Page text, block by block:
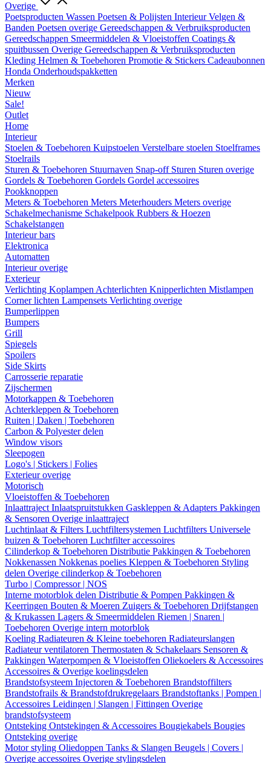
Overige
Poetsproducten Wassen Poetsen & Polijsten InterieurVelgen &
Banden Poetsen overige Gereedschappen & Verbruiksproducten
Gereedschappen Smeermiddelen & Vloeistoffen Coatings &
spuitbussen Overige Gereedschappen & Verbruiksproducten
Kleding Helmen & Toebehoren Promotie & Stickers Cadeaubonnen
Honda Onderhoudspakketten
Merken
Nieuw
Sale!
Outlet
Home
Interieur
Stoelen & Toebehoren Kuipstoelen Verstelbare stoelen Stoelframes
Stoelrails
Sturen & Toebehoren Stuurnaven Snap-off Sturen Sturen overige
Gordels & Toebehoren Gordels Gordel accessoires
Pookknoppen
Meters & Toebehoren Meters Meterhouders Meters overige
Schakelmechanisme Schakelpook Rubbers & Hoezen
Schakelstangen
Interieur bars
Elektronica
Automatten
Interieur overige
Exterieur
Verlichting Koplampen Achterlichten Knipperlichten Mistlampen
Corner lichten Lampensets Verlichting overige
Bumperlippen
Bumpers
Grill
Spiegels
Spoilers
Side Skirts
Carrosserie reparatie
Zijschermen
Motorkappen & Toebehoren
Achterkleppen & Toebehoren
Ruiten | Daken | Toebehoren
Carbon & Polyester delen
Window visors
Sleepogen
Logo's | Stickers | Folies
Exterieur overige
Motorisch
Vloeistoffen & Toebehoren
Inlaattraject Inlaatspruitstukken Gaskleppen & Adapters Pakkingen
& Sensoren Overige inlaattraject
Luchtinlaat & Filters Luchtfiltersystemen Luchtfilters Universele
buizen & Toebehoren Luchtfilter accessoires
Cilinderkop & Toebehoren Distributie Pakkingen & Toebehoren
Nokkenassen Nokkenas poelies Kleppen & Toebehoren Styling
delen Overige cilinderkop & Toebehoren
Turbo | Compressor | NOS
Interne motorblok delen Distributie & Pompen Pakkingen &
Keerringen Bouten & Moeren Zuigers & Toebehoren Drijfstangen
& Krukassen Lagers & Smeermiddelen Riemen | Snaren |
Toebehoren Overige intern motorblok
Koeling Radiateuren & Kleine toebehoren Radiateurslangen
Radiateur ventilatoren Thermostaten & Schakelaars Sensoren &
Pakkingen Waterpompen & Vloeistoffen Oliekoelers & Accessoires
Accessoires & Overige koelingsdelen
Brandstofsysteem Injectoren & Toebehoren Brandstoffilters
Brandstofrails & Brandstofdrukregelaars Brandstoftanks | Pompen |
Accessoires Leidingen | Slangen | Fittingen Overige
brandstofsysteem
Ontsteking Ontstekingen & Accessoires Bougiekabels Bougies
Ontsteking overige
Motor styling Oliedoppen Tanks & Slangen Beugels | Covers |
Overige accessoires Overige stylingsdelen